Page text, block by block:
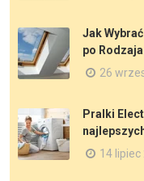
Jak
po
26
Pralki
14 lipiec